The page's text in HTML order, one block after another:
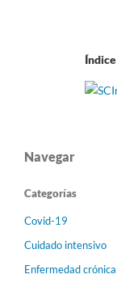
Índice
Navegar
Categorías
Covid-19
Cuidado intensivo
Enfermedad